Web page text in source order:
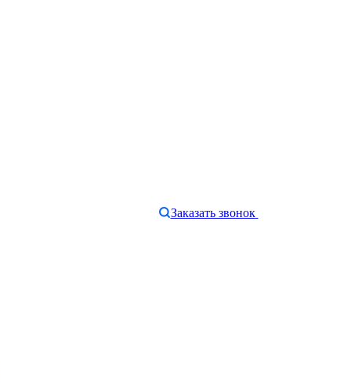
Заказать звонок